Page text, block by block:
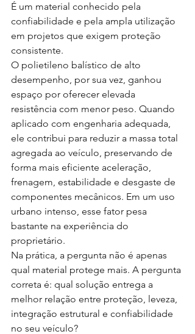
É um material conhecido pela
confiabilidade e pela ampla utilização
em projetos que exigem proteção
consistente.
O polietileno balístico de alto
desempenho, por sua vez, ganhou
espaço por oferecer elevada
resistência com menor peso. Quando
aplicado com engenharia adequada,
ele contribui para reduzir a massa total
agregada ao veículo, preservando de
forma mais eficiente aceleração,
frenagem, estabilidade e desgaste de
componentes mecânicos. Em um uso
urbano intenso, esse fator pesa
bastante na experiência do
proprietário.
Na prática, a pergunta não é apenas
qual material protege mais. A pergunta
correta é: qual solução entrega a
melhor relação entre proteção, leveza,
integração estrutural e confiabilidade
no seu veículo?